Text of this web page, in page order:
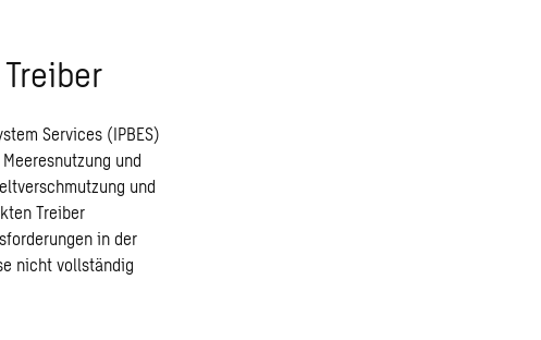
Services (IPBES)
und
und
Treiber
in der
nicht vollständig